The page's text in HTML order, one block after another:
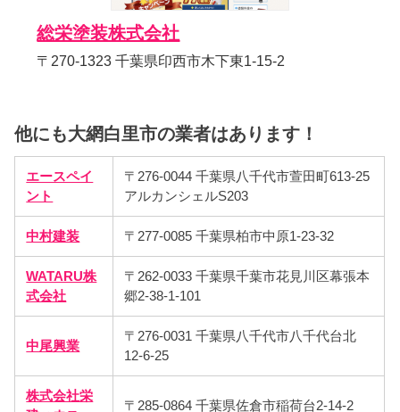
総栄塗装株式会社
〒270-1323 千葉県印西市木下東1-15-2
他にも大網白里市の業者はあります！
エースペイ
ント
〒276-0044 千葉県八千代市萱田町613-25
アルカンシェルS203
中村建装 〒277-0085 千葉県柏市中原1-23-32
WATARU株
式会社
〒262-0033 千葉県千葉市花見川区幕張本
郷2-38-1-101
中尾興業
〒276-0031 千葉県八千代市八千代台北
12-6-25
株式会社栄
〒285-0864 千葉県佐倉市稲荷台2-14-2